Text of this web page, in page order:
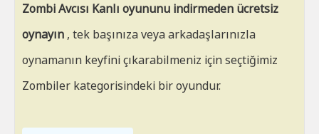
Zombi Avcısı Kanlı oyununu indirmeden ücretsiz
oynayın , tek başınıza veya arkadaşlarınızla
oynamanın keyfini çıkarabilmeniz için seçtiğimiz
Zombiler kategorisindeki bir oyundur.